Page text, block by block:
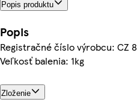
Popis produktu
Popis
Registračné číslo výrobcu: CZ
Veľkosť balenia: 1kg
Zloženie